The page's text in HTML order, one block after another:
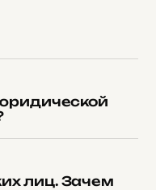
лиц. Зачем